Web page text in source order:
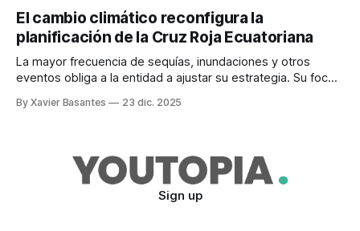
El cambio climático reconfigura la
planificación de la Cruz Roja Ecuatoriana
La mayor frecuencia de sequías, inundaciones y otros
eventos obliga a la entidad a ajustar su estrategia. Su foco
By Xavier Basantes 23 dic. 2025
Sign up